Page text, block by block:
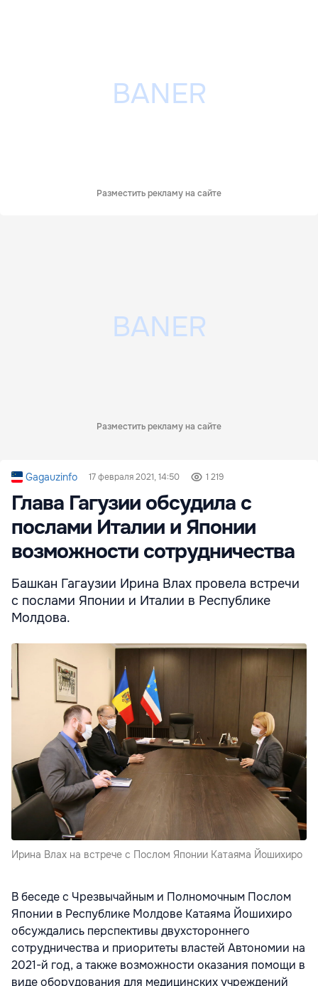
Разместить рекламу на сайте
Разместить рекламу на сайте
Gagauzinfo 17 февраля 2021, 14:50 1 219
Глава Гагузии обсудила с
послами Италии и Японии
возможности сотрудничества
Башкан Гагаузии Ирина Влах провела встречи
с послами Японии и Италии в Республике
Молдова.
Ирина Влах на встрече с Послом Японии Катаяма Йошихиро
В беседе с Чрезвычайным и Полномочным Послом
Японии в Республике Молдове Катаяма Йошихиро
обсуждались перспективы двухстороннего
сотрудничества и приоритеты властей Автономии на
2021-й год, а также возможности оказания помощи в
виде оборудования для медицинских учреждений